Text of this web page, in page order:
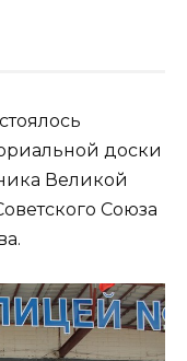
доски
Великой
Союза